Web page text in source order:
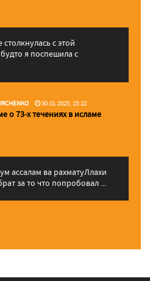
с этой
я поспешила с
30.01.2025, 15:22
о 73-х течениях в исламе
за то что попробовал ...